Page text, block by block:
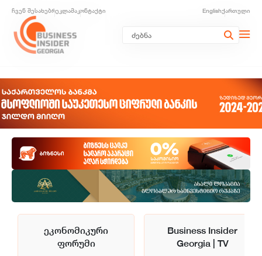
ჩვენ შესახებრეკლამაკონტაქტი Englishქართული
ეკონომიკური
ფორუმი
Business Insider
Georgia | TV